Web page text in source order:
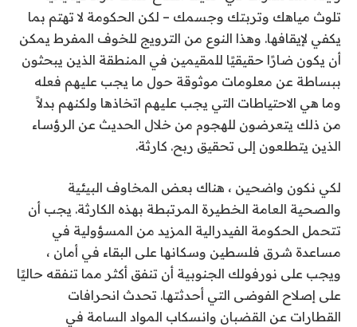
تلوث مياهك وتربتك وجسمك – لكن الحكومة لا تهتم بما
يكفي لإيقافها. وهذا النوع من الترويج للخوف المفرط يمكن
أن يكون ضارًا حقيقيًا للمقيمين في المنطقة الذين يبحثون
ببساطة عن معلومات موثوقة حول ما يجب عليهم فعله
وما هي الاحتياطات التي يجب عليهم اتخاذها ولكنهم بدلاً
من ذلك يتعرضون للهجوم من خلال الحديث عن الرؤساء
الذين يتطلعون إلى تحقيق ربح. كارثة.
لكي نكون واضحين ، هناك بعض المخاوف البيئية
والصحية العامة الخطيرة المرتبطة بهذه الكارثة. يجب أن
تتحمل الحكومة الفيدرالية المزيد من المسؤولية في
مساعدة شرق فلسطين وسكانها على البقاء في أمان ،
ويجب على نورفولك الجنوبية أن تنفق أكثر مما تنفقه حاليًا
على إصلاح الفوضى التي أحدثتها. تحدث انحرافات
القطارات عن القضبان وانسكاب المواد السامة في